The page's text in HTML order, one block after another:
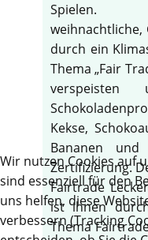
Spielen.
weihnachtliche,
durch ein
Thema „Fair
verspeisten
Kekse,
Bananen
Zertifizierung.
Fairtrade
ist ihnen
Thema
Wir nutzen Cookies auf
sind essenziell für den
uns helfen, diese
verbessern (Tracking